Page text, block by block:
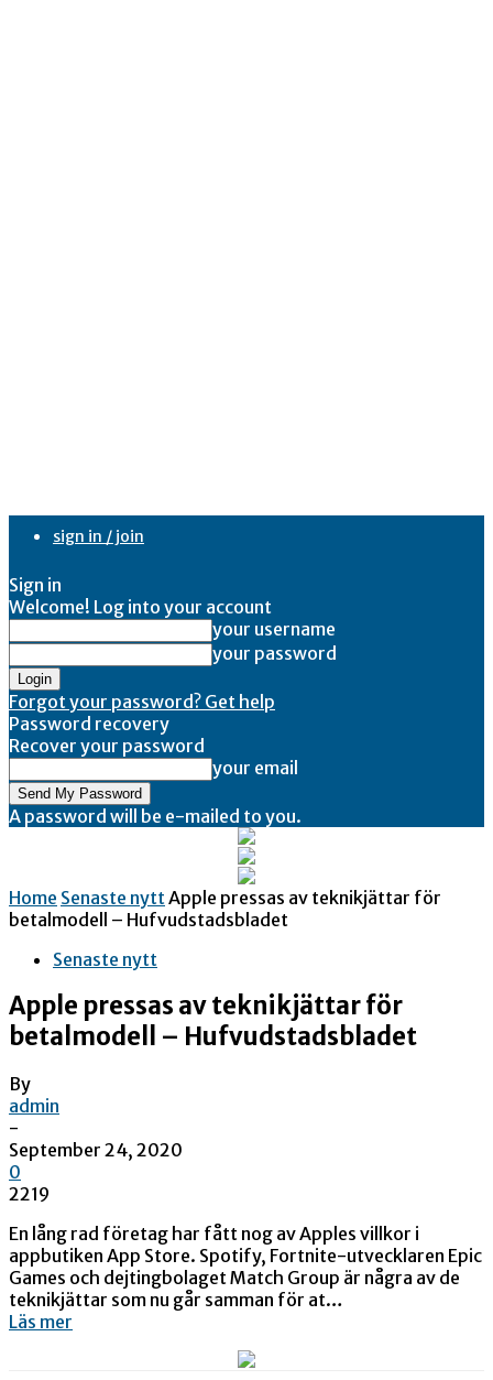
sign in / join
Sign in
Welcome! Log into your account
your username
your password
Forgot your password? Get help
Password recovery
Recover your password
your email
A password will be e-mailed to you.
Home Senaste nytt Apple pressas av teknikjättar för
betalmodell – Hufvudstadsbladet
Senaste nytt
Apple pressas av teknikjättar för
betalmodell – Hufvudstadsbladet
By
admin
-
September 24, 2020
0
2219
En lång rad företag har fått nog av Apples villkor i
appbutiken App Store. Spotify, Fortnite-utvecklaren Epic
Games och dejtingbolaget Match Group är några av de
teknikjättar som nu går samman för at…
Läs mer